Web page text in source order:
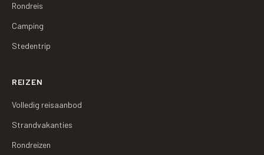
Rondreis
Camping
Stedentrip
REIZEN
Volledig reisaanbod
Strandvakanties
Rondreizen